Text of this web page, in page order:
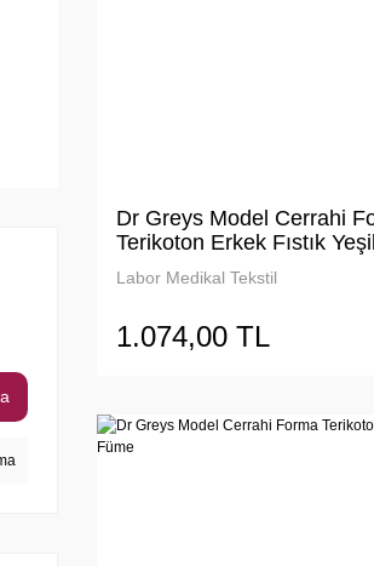
Dr Greys Model Cerrahi
Terikoton Erkek Fıstık Yeşil
Labor Medikal Tekstil
1.074,00 TL